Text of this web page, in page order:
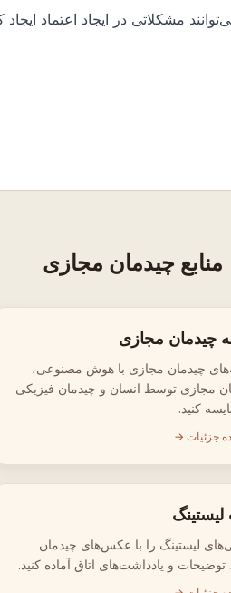
مشکلاتی در ایجاد اعتماد
منابع چیدمان مجازی
چیدمان مجازی
چیدمان مجازی با هوش مصنوعی،
مجازی توسط انسان و چیدمان فیزیکی
کنید.
جزئیات →
لیستینگ را با عکس‌های چیدمان
و یادداشت‌های اتاق آماده کنید.